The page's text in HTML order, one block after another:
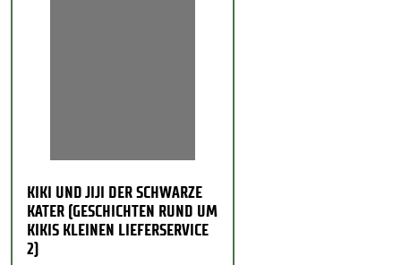
KIKI UND JIJI DER SCHWARZE
KATER (GESCHICHTEN RUND UM
KIKIS KLEINEN LIEFERSERVICE
2)